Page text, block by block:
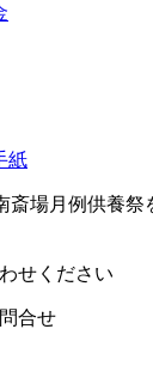
紙
斎場月例供養祭
せください
合せ